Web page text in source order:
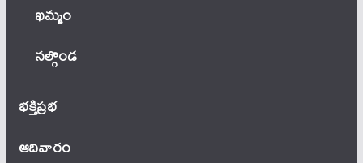
ఖ‌మ్మం
నల్గొండ
భక్తిప్రభ
ఆదివారం